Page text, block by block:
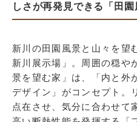
しさが再発見できる「田園
新川の田園風景と山々を望
新川展示場」。周囲の穏や
景を望む家」は、「内と外
デザイン」がコンセプト。
点在させ、気分に合わせて